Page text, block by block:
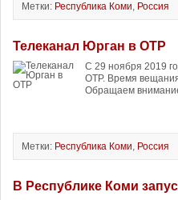
Метки: Республика Коми, Россия
Телеканал Юрган в ОТР
С 29 ноября 2019
ОТР. Время
Обращаем
Метки: Республика Коми, Россия
В Республике Коми